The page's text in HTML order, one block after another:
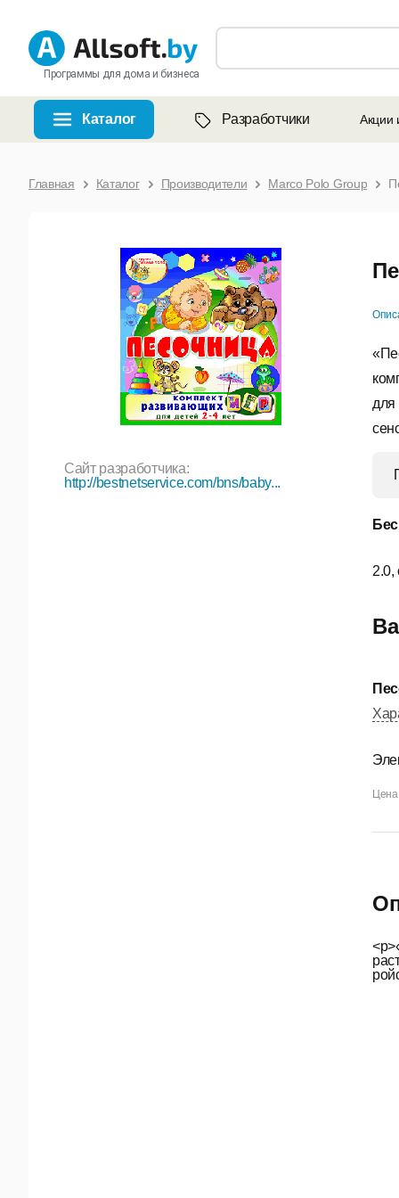
Программы для дома и бизнеса
Каталог Разработчики Акции
Главная Каталог Производители Marco Polo Group
Сайт разработчика:
http://bestnetservice.com/bns/baby...
для